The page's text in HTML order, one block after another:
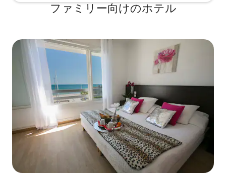
ファミリー向⁠け⁠のホ⁠テ⁠ル